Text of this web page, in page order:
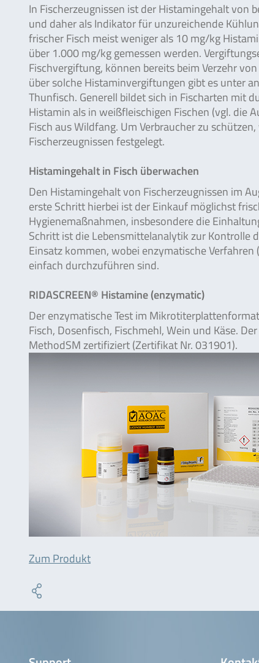
In Fischerzeugnissen ist der Histamingehalt von
und daher als Indikator für unzureichende
frischer Fisch meist weniger als 10 mg/kg
über 1.000 mg/kg gemessen werden.
Fischvergiftung, können bereits beim Verzehr
über solche Histaminvergiftungen gibt es unter
Thunfisch. Generell bildet sich in Fischarten mit
Histamin als in weißfleischigen Fischen (vgl. die
Fisch aus Wildfang. Um Verbraucher zu
Fischerzeugnissen festgelegt.
Histamingehalt in Fisch überwachen
Den Histamingehalt von Fischerzeugnissen im
erste Schritt hierbei ist der Einkauf möglichst
Hygienemaßnahmen, insbesondere die
Schritt ist die Lebensmittelanalytik zur Kontrolle
Einsatz kommen, wobei enzymatische
einfach durchzuführen sind.
RIDASCREEN® Histamine (enzymatic)
Der enzymatische Test im
Fisch, Dosenfisch, Fischmehl, Wein und Käse.
MethodSM zertifiziert (Zertifikat Nr. 031901).
Zum Produkt